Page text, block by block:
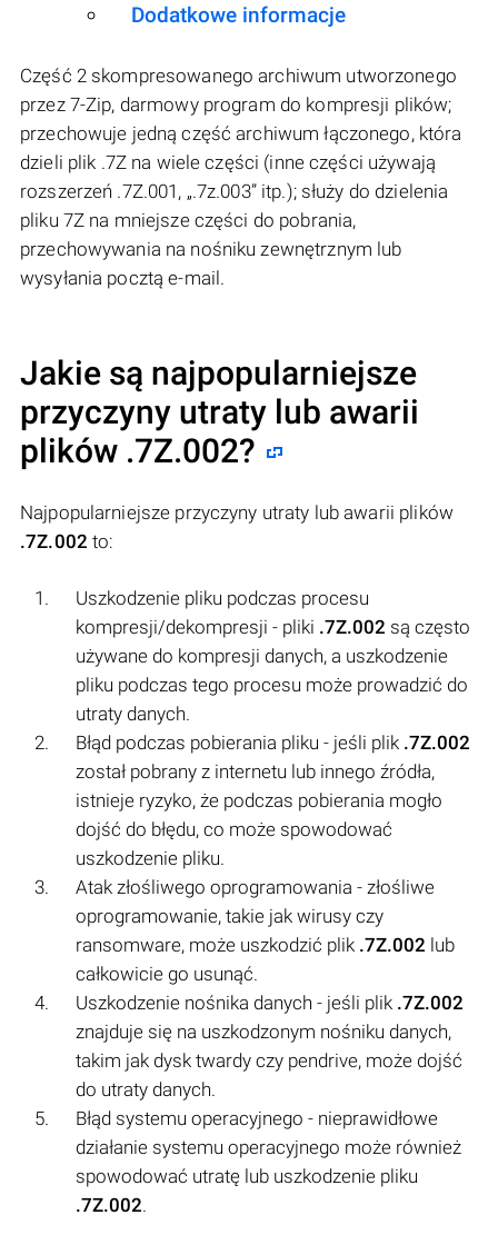
Dodatkowe informacje
Część 2 skompresowanego archiwum utworzonego
przez 7-Zip, darmowy program do kompresji plików;
przechowuje jedną część archiwum łączonego, która
dzieli plik .7Z na wiele części (inne części używają
rozszerzeń .7Z.001, „.7z.003” itp.); służy do dzielenia
pliku 7Z na mniejsze części do pobrania,
przechowywania na nośniku zewnętrznym lub
wysyłania pocztą e-mail.
Jakie są najpopularniejsze
przyczyny utraty lub awarii
plików .7Z.002?
Najpopularniejsze przyczyny utraty lub awarii plików
.7Z.002 to:
Uszkodzenie pliku podczas procesu
kompresji/dekompresji - pliki .7Z.002 są często
używane do kompresji danych, a uszkodzenie
pliku podczas tego procesu może prowadzić do
utraty danych.
Błąd podczas pobierania pliku - jeśli plik .7Z.002
został pobrany z internetu lub innego źródła,
istnieje ryzyko, że podczas pobierania mogło
dojść do błędu, co może spowodować
uszkodzenie pliku.
Atak złośliwego oprogramowania - złośliwe
oprogramowanie, takie jak wirusy czy
ransomware, może uszkodzić plik .7Z.002 lub
całkowicie go usunąć.
Uszkodzenie nośnika danych - jeśli plik .7Z.002
znajduje się na uszkodzonym nośniku danych,
takim jak dysk twardy czy pendrive, może dojść
do utraty danych.
Błąd systemu operacyjnego - nieprawidłowe
działanie systemu operacyjnego może również
spowodować utratę lub uszkodzenie pliku
.7Z.002.